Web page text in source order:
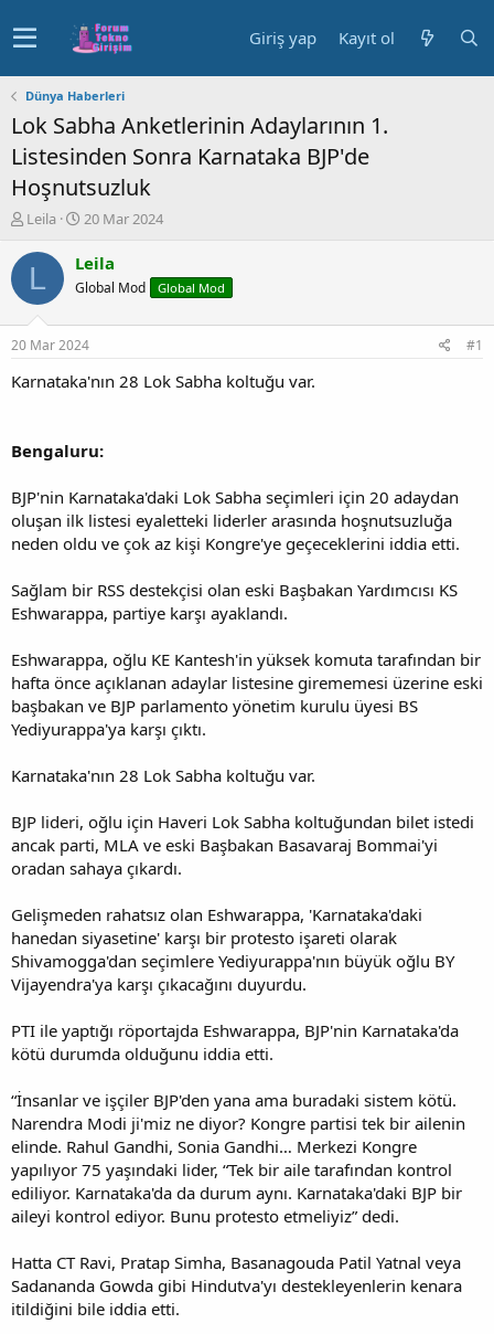
Giriş yap Kayıt ol
Dünya Haberleri
Lok Sabha Anketlerinin Adaylarının 1.
Listesinden Sonra Karnataka BJP'de
Hoşnutsuzluk
K
n
y
b
a
ş
a
Leila
B
ş
a
g
ç
i
i
20 Mar 2024
L Leila
Global Mod Global Mod
20 Mar 2024 #1
Karnataka'nın 28 Lok Sabha koltuğu var.
Bengaluru:
BJP'nin Karnataka'daki Lok Sabha seçimleri için 20 adaydan
oluşan ilk listesi eyaletteki liderler arasında hoşnutsuzluğa
neden oldu ve çok az kişi Kongre'ye geçeceklerini iddia etti.
Sağlam bir RSS destekçisi olan eski Başbakan Yardımcısı KS
Eshwarappa, partiye karşı ayaklandı.
Eshwarappa, oğlu KE Kantesh'in yüksek komuta tarafından bir
hafta önce açıklanan adaylar listesine girememesi üzerine eski
başbakan ve BJP parlamento yönetim kurulu üyesi BS
Yediyurappa'ya karşı çıktı.
Karnataka'nın 28 Lok Sabha koltuğu var.
BJP lideri, oğlu için Haveri Lok Sabha koltuğundan bilet istedi
ancak parti, MLA ve eski Başbakan Basavaraj Bommai'yi
oradan sahaya çıkardı.
Gelişmeden rahatsız olan Eshwarappa, 'Karnataka'daki
hanedan siyasetine' karşı bir protesto işareti olarak
Shivamogga'dan seçimlere Yediyurappa'nın büyük oğlu BY
Vijayendra'ya karşı çıkacağını duyurdu.
PTI ile yaptığı röportajda Eshwarappa, BJP'nin Karnataka'da
kötü durumda olduğunu iddia etti.
“İnsanlar ve işçiler BJP'den yana ama buradaki sistem kötü.
Narendra Modi ji'miz ne diyor? Kongre partisi tek bir ailenin
elinde. Rahul Gandhi, Sonia Gandhi… Merkezi Kongre
yapılıyor 75 yaşındaki lider, “Tek bir aile tarafından kontrol
ediliyor. Karnataka'da da durum aynı. Karnataka'daki BJP bir
aileyi kontrol ediyor. Bunu protesto etmeliyiz” dedi.
Hatta CT Ravi, Pratap Simha, Basanagouda Patil Yatnal veya
Sadananda Gowda gibi Hindutva'yı destekleyenlerin kenara
itildiğini bile iddia etti.